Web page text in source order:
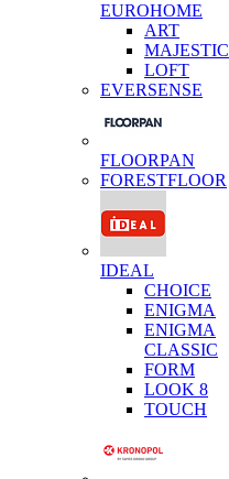
EUROHOME
ART
MAJESTIC
LOFT
EVERSENSE
FLOORPAN
FORESTFLOOR
IDEAL
CHOICE
ENIGMA
ENIGMA
CLASSIC
FORM
LOOK 8
TOUCH